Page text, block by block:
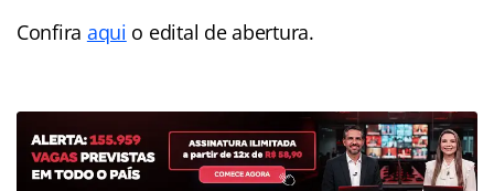
Confira aqui o edital de abertura.